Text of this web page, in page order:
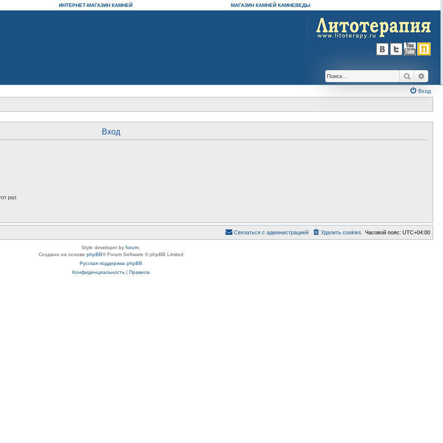
ИНТЕРНЕТ-МАГАЗИН КАМНЕЙ МАГАЗИН КАМНЕЙ КАМНЕВЕДЫ
Поиск
Вход
Вход
раз
Часовой пояс: UTC+04:00
Удалить cookies
Связаться с администрацией
Style developer by forum,
Создано на основе phpBB® Forum Software © phpBB Limited
Русская поддержка phpBB
Конфиденциальность| Правила